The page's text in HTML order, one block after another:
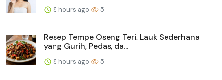
8 hours ago 5
Resep Tempe Oseng Teri, Lauk Sederhana
yang Gurih, Pedas, da...
8 hours ago 5